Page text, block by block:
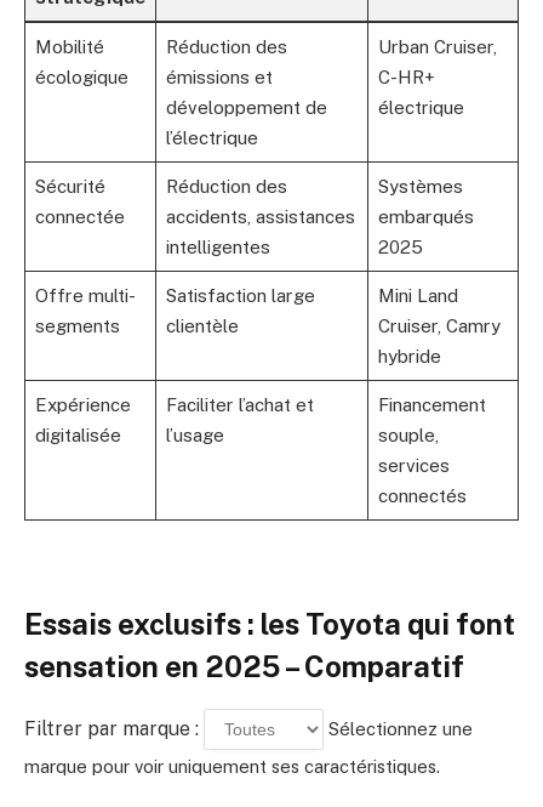
Mobilité
écologique
Réduction des
émissions et
développement de
l’électrique
Urban Cruiser,
C-HR+
électrique
Sécurité
connectée
Réduction des
accidents, assistances
intelligentes
Systèmes
embarqués
2025
Offre multi-
segments
Satisfaction large
clientèle
Mini Land
Cruiser, Camry
hybride
Expérience
digitalisée
Faciliter l’achat et
l’usage
Financement
souple,
services
connectés
Essais exclusifs : les Toyota qui font
sensation en 2025 – Comparatif
Filtrer par marque :
Sélectionnez une
marque pour voir uniquement ses caractéristiques.